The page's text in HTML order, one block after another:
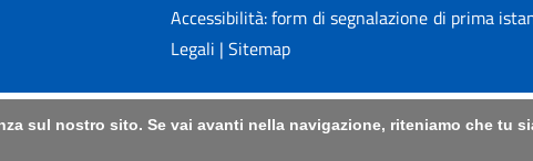
Accessibilità: form di segnalazione di prima
Legali | Sitemap
sul nostro sito. Se vai avanti nella navigazione, riteniamo che tu